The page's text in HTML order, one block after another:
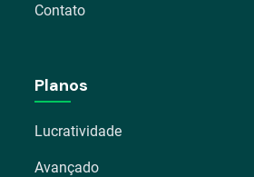
Contato
Planos
Lucratividade
Avançado